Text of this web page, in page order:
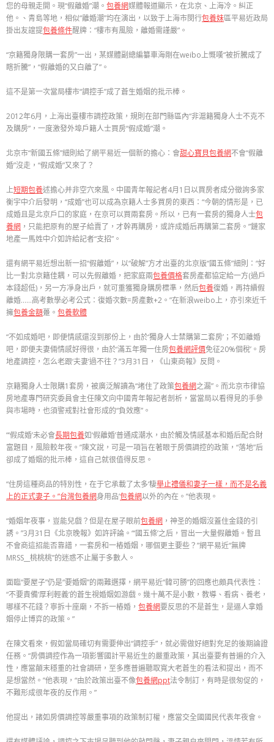
您的母親走開。現“假離婚”潮。 包養網媒體報道顯示，在北京、上海冷。糾正
他。、青島等地，相似“離婚潮”均在演出，以致于上海市閔行包養妹區平易近政局
掛出友誼提包養條件醒牌：“樓市有風險，離婚需謹嚴”。
“京籍獨身限購一套房”一出，某媒體副總編纂車海剛在weibo上慨嘆“被折騰成了
瞎折騰”，“假離婚的又白離了”。
這不是第一次當局樓市“調控手”成了蒼生婚姻的批示棒。
2012年6月，上海出臺樓市調控政策，規則在部門縣區內“非滬籍獨身人士不克不
及購房”，一度激發外埠戶籍人士買房“假成婚”潮。
北京市“新國五條”細則給了網平易近一個新的擔心：會甜心寶貝包養網不會“假離
婚”沒走，“假成婚”又來了？
上短期包養述擔心并非空穴來風。中國青年報記者4月1日以買房者成分徵詢多家
衡宇中介后發明，“成婚”也可以成為京籍人士多買房的東西：“今朝的情形是，已
成婚且是北京戶口的家庭，在京可以買兩套房。所以，已有一套房的獨身人士包
養網 ，只能把原有的屋子給賣了，才幹再購房，或許成婚后再購第二套房。”鏈家
地產一馬姓中介如許給記者“支招”。
還有網平易近想出新一招“假離婚”，以“破解”方才出臺的北京版“國五條”細則：“好
比一對北京籍佳耦，可以先假離婚，把家庭兩包養價格套房產都協定給一方(過戶
本錢超低)，另一方凈身出戶，就可重獲獨身購房標準，然后包養復婚，再持續假
離婚……高考數學必考公式：復婚次數=房產數+2。”在新浪weibo上，亦引來近千
擁包養金額躉。 包養軟體
“不如成婚吧，即便情感還沒到那份上，由於‘獨身人士禁購第二套房’；不如離婚
吧，即便夫妻倆情感好得很，由於‘滿五年獨一住房包養網評價免征20%個稅’。房
地產調控，怎么老跟‘夫妻’過不往？”3月31日，《山東商報》反問。
京籍獨身人士限購1套房，被廣泛解讀為“堵住了政策包養網之漏”。而北京市律協
房地產專門研究委員會主任陳文向中國青年報記者剖析，當當局以看得見的手參
與市場時，也須警戒對社會形成的“負效應”。
“‘假成婚’未必會長期包養如‘假離婚’普通成潮水，由於觸及情感基本和婚后配合財
富題目，風險較年夜。”陳文說，可是一項旨在著眼于房價調控的政策，“落地”后
卻成了婚姻的批示棒，這自己就很值得反思。
“住房這種商品的特別性，在于它承載了太多‘棲舉止禮儀和妻子一樣，而不是名義
上的正式妻子。”台灣包養網身用品’包養網以外的內在。”他表現。
“婚姻年夜事，豈能兒戲？但是在屋子眼前包養網 ，神圣的婚姻沒蓋住金錢的引
誘。”3月31日《北京晚報》如許評論。“‘國五條’之后，冒出一大量假離婚。暫且
不會商這招能否靠譜，一套房和一樁婚姻，哪個更主要些？”網平易近“無牌
MRSS__桃桃桃”的迷惑不止屬于多數人。
面臨“要屋子”仍是“要婚姻”的兩難選擇，網平易近“韓可勝”的回應也頗具代表性：
“不要責備‘厚利輕義’的蒼生視婚姻如游戲。幾十萬不是小數，教導、看病、養老，
哪樣不花錢？寧拆十座廟，不拆一樁婚， 包養網要反思的不是蒼生，是逼人拿婚
姻停止博弈的政策。”
在陳文看來，假如當局確切有需要伸出“調控手”，就必需做好絕對充足的後期論證
任務。“房價調控作為一項影響國計平易近生的嚴重政策，其出臺要有普遍的介入
性，應當顛末穩重的社會調研，至多應普遍聽取寬大老蒼生的看法和提出，而不
是想當然。”他表現，“由於政策出臺不像包養網ppt法令制訂，有時是很匆促的，
不難形成很年夜的反作用。”
他提出，諸如房價調控等嚴重事項的政策制訂權，應當交全國國民代表年夜會。